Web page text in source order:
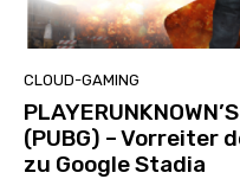
CLOUD-GAMING
(PUBG) – Vorreiter
zu Google Stadia